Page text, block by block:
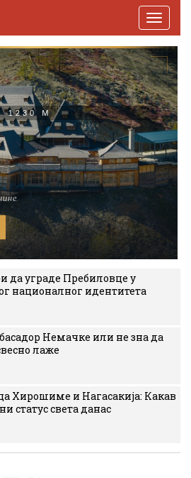
да уграде Пребиловце у
националног идентитета
Немачке или не зна да
лаже
Хирошиме и Нагасакија: Какав
статус света данас